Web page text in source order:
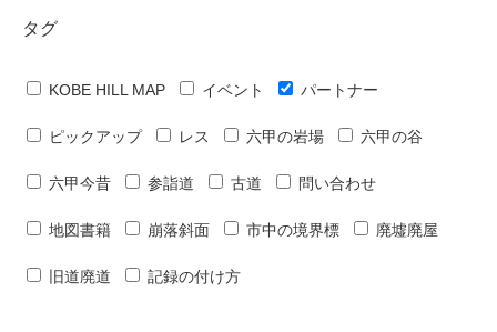
タグ
KOBE HILL MAP イベント パートナー
ピックアップ レス 六甲の岩場 六甲の谷
六甲今昔 参詣道 古道 問い合わせ
地図書籍 崩落斜面 市中の境界標 廃墟廃屋
旧道廃道 記録の付け方